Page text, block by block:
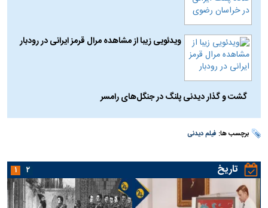
ویدئویی زیبا از مشاهده مرال قرمز ایرانی در رودبار
گشت و گذار دیدنی پلنگ در جنگل‌های رامسر
برچسب ها: فیلم دیدنی
تاریخ ۱ ۲